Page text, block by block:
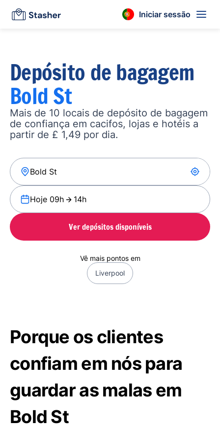
Iniciar sessão
Depósito de bagagem
Bold St
Mais de 10 locais de depósito de bagagem
de confiança em cacifos, lojas e hotéis a
partir de £ 1,49 por dia.
Hoje 09h 14h
Ver depósitos disponíveis
Vê mais pontos em
Liverpool
Porque os clientes
confiam em nós para
guardar as malas em
Bold St